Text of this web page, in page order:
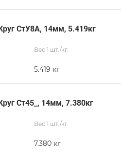
СтУ8А, 14мм, 5.419кг
Вес 1 шт./кг.
5.419 кг
Ст45_, 14мм, 7.380кг
Вес 1 шт./кг.
7.380 кг